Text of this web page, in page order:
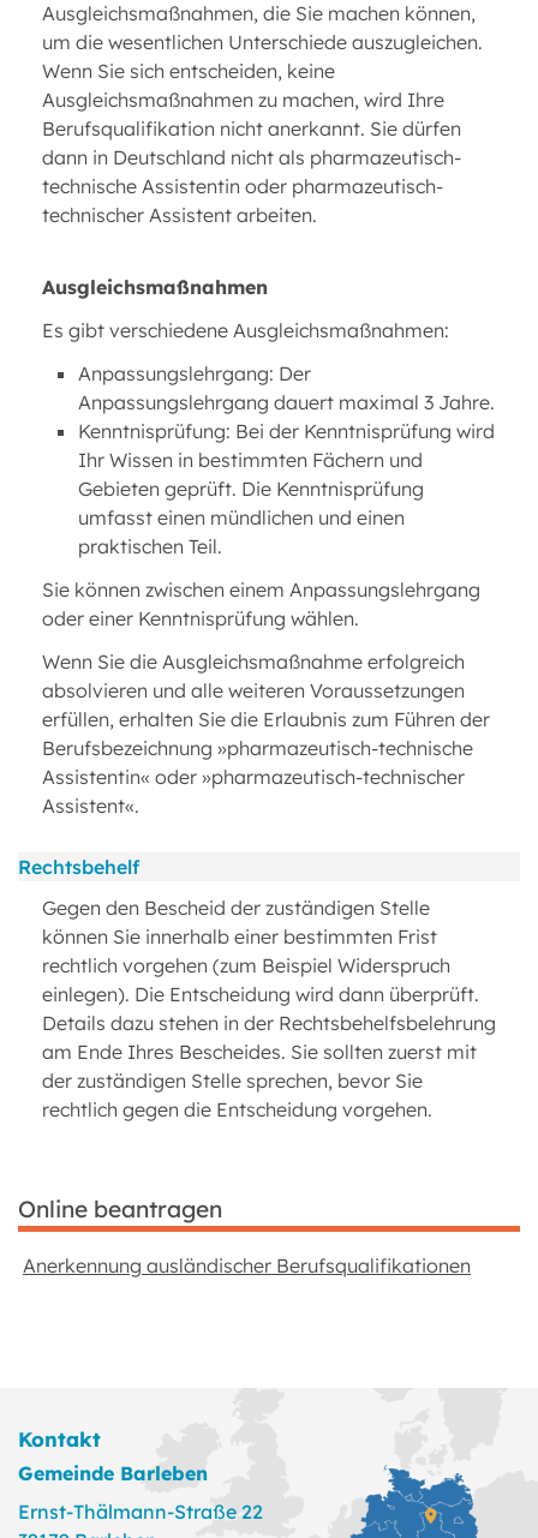
Ausgleichsmaßnahmen, die Sie machen können,
um die wesentlichen Unterschiede auszugleichen.
Wenn Sie sich entscheiden, keine
Ausgleichsmaßnahmen zu machen, wird Ihre
Berufsqualifikation nicht anerkannt. Sie dürfen
dann in Deutschland nicht als pharmazeutisch-
technische Assistentin oder pharmazeutisch-
technischer Assistent arbeiten.
Ausgleichsmaßnahmen
Es gibt verschiedene Ausgleichsmaßnahmen:
Anpassungslehrgang: Der
Anpassungslehrgang dauert maximal 3 Jahre.
Kenntnisprüfung: Bei der Kenntnisprüfung wird
Ihr Wissen in bestimmten Fächern und
Gebieten geprüft. Die Kenntnisprüfung
umfasst einen mündlichen und einen
praktischen Teil.
Sie können zwischen einem Anpassungslehrgang
oder einer Kenntnisprüfung wählen.
Wenn Sie die Ausgleichsmaßnahme erfolgreich
absolvieren und alle weiteren Voraussetzungen
erfüllen, erhalten Sie die Erlaubnis zum Führen der
Berufsbezeichnung »pharmazeutisch-technische
Assistentin« oder »pharmazeutisch-technischer
Assistent«.
Rechtsbehelf
Gegen den Bescheid der zuständigen Stelle
können Sie innerhalb einer bestimmten Frist
rechtlich vorgehen (zum Beispiel Widerspruch
einlegen). Die Entscheidung wird dann überprüft.
Details dazu stehen in der Rechtsbehelfsbelehrung
am Ende Ihres Bescheides. Sie sollten zuerst mit
der zuständigen Stelle sprechen, bevor Sie
rechtlich gegen die Entscheidung vorgehen.
Online beantragen
Anerkennung ausländischer Berufsqualifikationen
Kontakt
Gemeinde Barleben
Ernst-Thälmann-Straße 22